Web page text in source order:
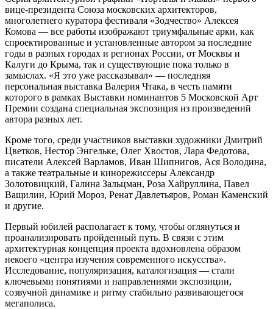
вице-президента Союза московских архитекторов,
многолетнего куратора фестиваля «Зодчество» Алексея
Комова — все работы изображают триумфальные арки, как
спроектированные и установленные автором за последние
годы в разных городах и регионах России, от Москвы и
Калуги до Крыма, так и существующие пока только в
замыслах. «Я это уже рассказывал» — последняя
персональная выставка Валерия Чтака, в честь памяти
которого в рамках Выставки номинантов 5 Московской Арт
Премии создана специальная экспозиция из произведений
автора разных лет.
Кроме того, среди участников выставки художники Дмитрий
Цветков, Нестор Энгельке, Олег Хвостов, Лара Федотова,
писатели Алексей Варламов, Иван Шипнигов, Ася Володина,
а также театральные и кинорежиссеры Александр
Золотовицкий, Галина Зальцман, Роза Хайруллина, Павел
Ващилин, Юрий Мороз, Ренат Давлетьяров, Роман Каменский
и другие.
Первый юбилей располагает к тому, чтобы оглянуться и
проанализировать пройденный путь. В связи с этим
архитектурная концепция проекта вдохновлена образом
некоего «центра изучения современного искусства».
Исследование, популяризация, каталогизация — стали
ключевыми понятиями и направлениями экспозиции,
созвучной динамике и ритму стабильно развивающегося
мегаполиса.